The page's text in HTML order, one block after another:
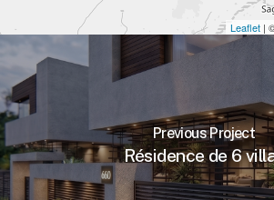
Leaflet |
Previous Project
Résidence de 6